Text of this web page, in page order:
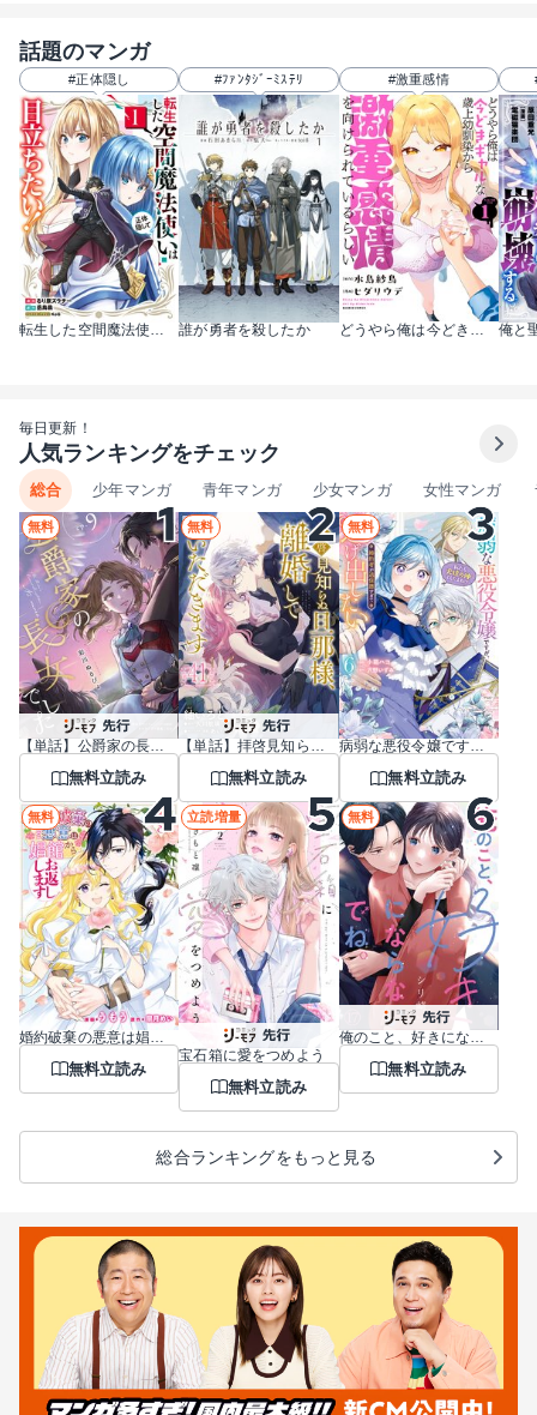
話題のマンガ
#正体隠し #ﾌｧﾝﾀｼﾞｰﾐｽﾃﾘ
誰が勇者を殺したか
#激重感情
毎日更新！
人気ランキングをチェック
総合 少年マンガ 青年マンガ 少女マンガ 女性マンガ
無料
【単話】公爵家の長女でした
無料立読み
無料
【単話】拝啓見知らぬ旦那様、離婚していただきます
無料立読み
無料
病弱な悪役令嬢ですが、婚約者が過保護すぎて逃げ出したい(私たち犬猿の仲でしたよね！？)
無料立読み
無料
無料立読み
立読増量
宝石箱に愛をつめよう
無料立読み
無料
無料立読み
総合ランキングをもっと見る